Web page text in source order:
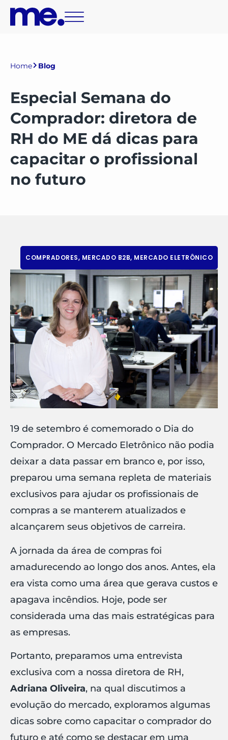
Home Blog
Especial Semana do
Comprador: diretora de
RH do ME dá dicas para
capacitar o profissional
no futuro
COMPRADORES, MERCADO B2B, MERCADO ELETRÔNICO
19 de setembro é comemorado o Dia do
Comprador. O Mercado Eletrônico não podia
deixar a data passar em branco e, por isso,
preparou uma semana repleta de materiais
exclusivos para ajudar os profissionais de
compras a se manterem atualizados e
alcançarem seus objetivos de carreira.
A jornada da área de compras foi
amadurecendo ao longo dos anos. Antes, ela
era vista como uma área que gerava custos e
apagava incêndios. Hoje, pode ser
considerada uma das mais estratégicas para
as empresas.
Portanto, preparamos uma entrevista
exclusiva com a nossa diretora de RH,
Adriana Oliveira, na qual discutimos a
evolução do mercado, exploramos algumas
dicas sobre como capacitar o comprador do
futuro e até como se destacar em uma